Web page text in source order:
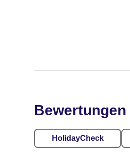
Bewertungen
HolidayCheck